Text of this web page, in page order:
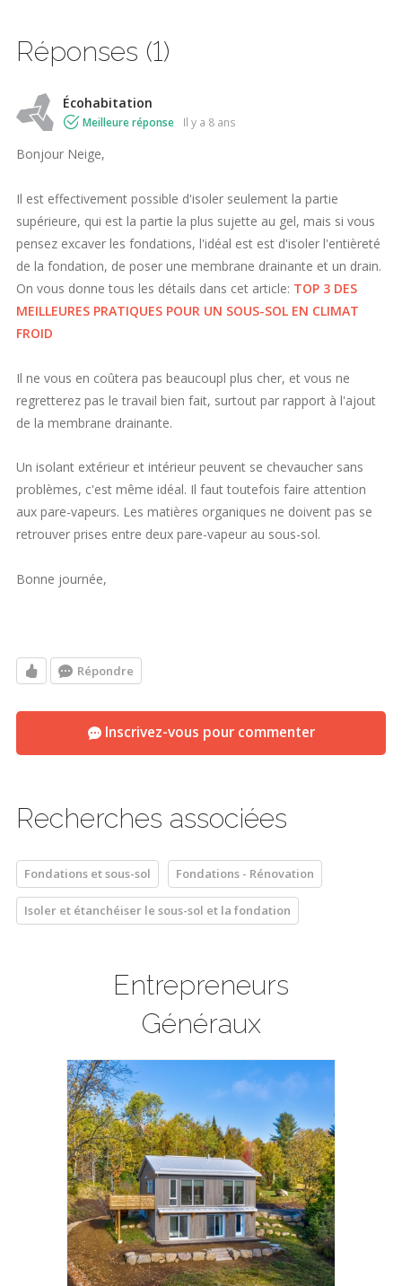
Réponses (1)
Écohabitation
Meilleure réponse il y a 8 ans
Bonjour Neige,
Il est effectivement possible d'isoler seulement la partie
supérieure, qui est la partie la plus sujette au gel, mais si vous
pensez excaver les fondations, l'idéal est est d'isoler l'entièreté
de la fondation, de poser une membrane drainante et un drain.
On vous donne tous les détails dans cet article: TOP 3 DES
MEILLEURES PRATIQUES POUR UN SOUS-SOL EN CLIMAT
FROID
Il ne vous en coûtera pas beaucoupl plus cher, et vous ne
regretterez pas le travail bien fait, surtout par rapport à l'ajout
de la membrane drainante.
Un isolant extérieur et intérieur peuvent se chevaucher sans
problèmes, c'est même idéal. Il faut toutefois faire attention
aux pare-vapeurs. Les matières organiques ne doivent pas se
retrouver prises entre deux pare-vapeur au sous-sol.
Bonne journée,
Répondre
Inscrivez-vous pour commenter
Recherches associées
Fondations et sous-sol Fondations - Rénovation
Isoler et étanchéiser le sous-sol et la fondation
Entrepreneurs
Généraux